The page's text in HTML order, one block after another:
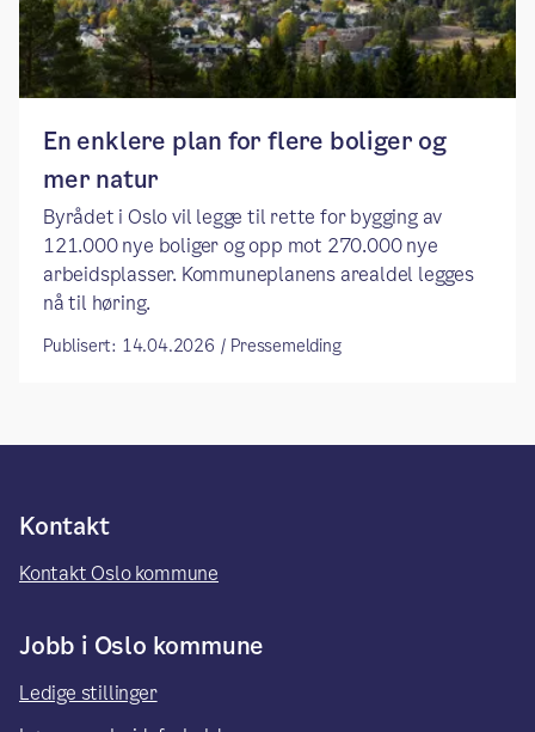
​​En enklere plan for flere boliger og
mer natur
Byrådet i Oslo vil legge til rette for bygging av
121.000 nye boliger og opp mot 270.000 nye
arbeidsplasser. ​Kommuneplanens arealdel legges
nå til høring.
Publisert: 14.04.2026 / Pressemelding
Kontakt
Kontakt Oslo kommune
Jobb i Oslo kommune
Ledige stillinger